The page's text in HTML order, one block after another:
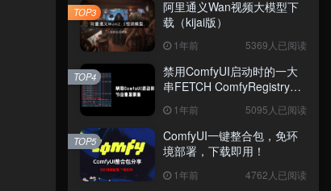
阿里通义Wan视频大模型下
载（kijai版）
1年前 5369人已阅读
TOP3
禁用ComfyUI启动时的一大
串FETCH ComfyRegistry
Data数据更新
1年前 5095人已阅读
TOP4
ComfyUI一键整合包，免环
境部署，下载即用！
1年前 4762人已阅读
TOP5